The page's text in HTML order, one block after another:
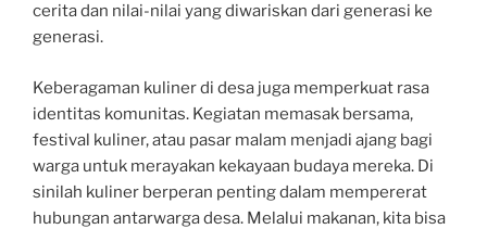
cerita dan nilai-nilai yang diwariskan dari generasi ke
generasi.
Keberagaman kuliner di desa juga memperkuat rasa
identitas komunitas. Kegiatan memasak bersama,
festival kuliner, atau pasar malam menjadi ajang bagi
warga untuk merayakan kekayaan budaya mereka. Di
sinilah kuliner berperan penting dalam mempererat
hubungan antarwarga desa. Melalui makanan, kita bisa